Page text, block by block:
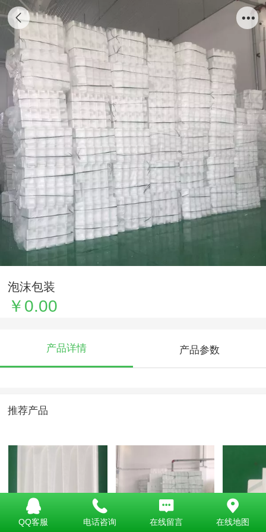
泡沫包装
￥0.00
产品详情 产品参数
推荐产品
泡沫制品 泡沫包装 泡沫制
QQ客服 电话咨询 在线留言 在线地图